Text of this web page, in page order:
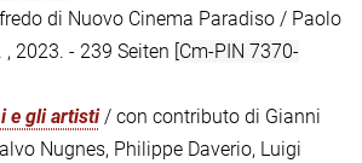
di Nuovo Cinema Paradiso / Paolo
, 2023. - 239 Seiten [Cm-PIN 7370-
e gli artisti/ con contributo di Gianni
Nugnes, Philippe Daverio, Luigi